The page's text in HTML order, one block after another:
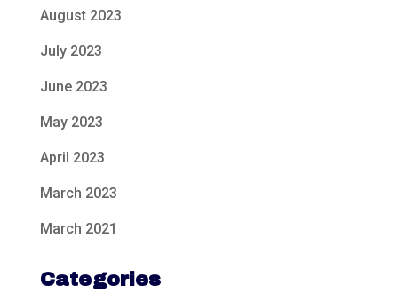
August 2023
July 2023
June 2023
May 2023
April 2023
March 2023
March 2021
Categories